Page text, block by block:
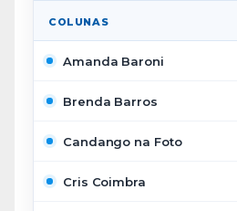
COLUNAS
Amanda Baroni
Brenda Barros
Candango na Foto
Cris Coimbra